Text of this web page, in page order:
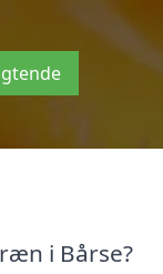
i Bårse?